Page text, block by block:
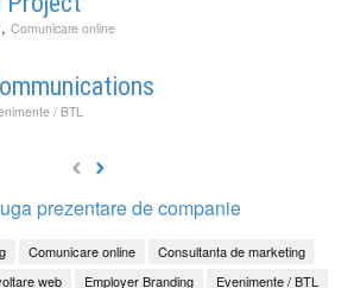
, Comunicare online
/ BTL
prezentare de companie
Comunicare online
Consultanta de marketing
web Employer Branding Evenimente / BTL